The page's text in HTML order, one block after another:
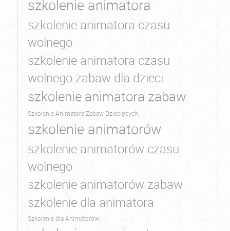
szkolenie animatora
szkolenie animatora czasu
wolnego
szkolenie animatora czasu
wolnego zabaw dla dzieci
szkolenie animatora zabaw
Szkolenie Animatora Zabaw Dziecięcych
szkolenie animatorów
szkolenie animatorów czasu
wolnego
szkolenie animatorów zabaw
szkolenie dla animatora
Szkolenie dla Animatorów